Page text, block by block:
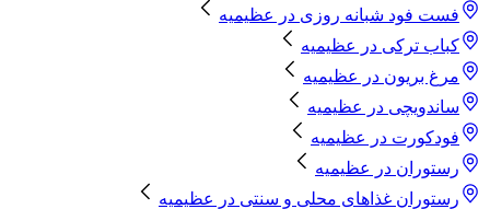
فست فود شبانه روزی در
عظیمیه
کباب ترکی در
عظیمیه
مرغ بریون در
عظیمیه
ساندویچی در
عظیمیه
فودکورت در
عظیمیه
رستوران در
عظیمیه
رستوران غذاهای محلی و سنتی در
عظیمیه